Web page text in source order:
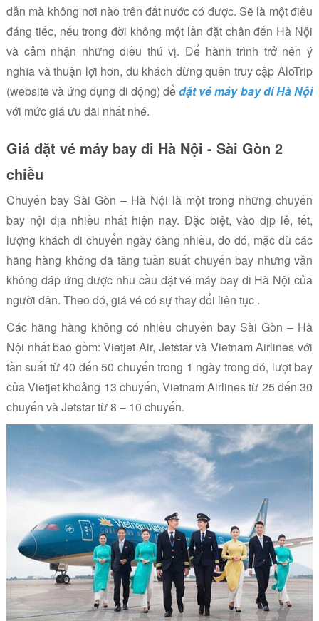
dẫn mà không nơi nào trên đất nước có được. Sẽ là một điều
đáng tiếc, nếu trong đời không một lần đặt chân đến Hà Nội
và cảm nhận những điều thú vị. Để hành trình trở nên ý
nghĩa và thuận lợi hơn, du khách đừng quên truy cậpAloTrip
(website và ứng dụng di động) đểđặt vé máy bay đi Hà Nội
với mức giá ưu đãi nhất nhé.
Giá đặt vé máy bay đi Hà Nội - Sài Gòn 2
chiều
Chuyến bay Sài Gòn – Hà Nội là một trong những chuyến
bay nội địa nhiều nhất hiện nay. Đặc biệt, vào dịp lễ, tết,
lượng khách di chuyển ngày càng nhiều, do đó, mặc dù các
hãng hàng không đã tăng tuần suất chuyến bay nhưng vẫn
không đáp ứng được nhu cầu đặt vé máy bay đi Hà Nội của
người dân. Theo đó, giá vé có sự thay đổi liên tục .
Các hãng hàng không có nhiều chuyến bay Sài Gòn – Hà
Nội nhất bao gồm: Vietjet Air, Jetstar và Vietnam Airlines với
tần suất từ 40 đến 50 chuyến trong 1 ngày trong đó, lượt bay
của Vietjet khoảng 13 chuyến, Vietnam Airlines từ 25 đến 30
chuyến và Jetstar từ 8 – 10 chuyến.